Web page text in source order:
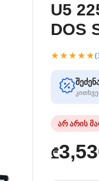
U5
DOS
★★★★★
არ არის
₾